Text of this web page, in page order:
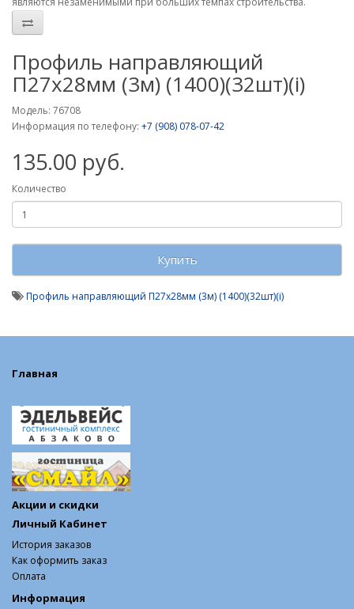
Профиль направляющий
П27х28мм (3м) (1400)(32шт)(i)
Модель: 76708
Информация по телефону: +7 (908) 078-07-42
135.00 руб.
Количество
Купить
Профиль направляющий П27х28мм (3м) (1400)(32шт)(i)
Главная
Акции и скидки
Личный Кабинет
История заказов
Как оформить заказ
Оплата
Информация